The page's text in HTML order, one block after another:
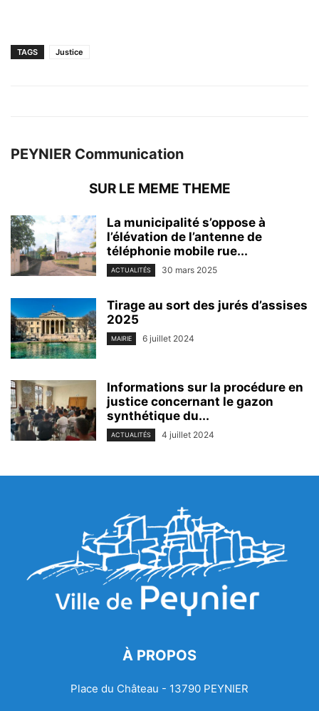
TAGS Justice
PEYNIER Communication
SUR LE MEME THEME
La municipalité s’oppose à
l’élévation de l’antenne de
téléphonie mobile rue...
ACTUALITÉS 30 mars 2025
Tirage au sort des jurés d’assises
2025
MAIRIE 6 juillet 2024
Informations sur la procédure en
justice concernant le gazon
synthétique du...
ACTUALITÉS 4 juillet 2024
À PROPOS
Place du Château - 13790 PEYNIER